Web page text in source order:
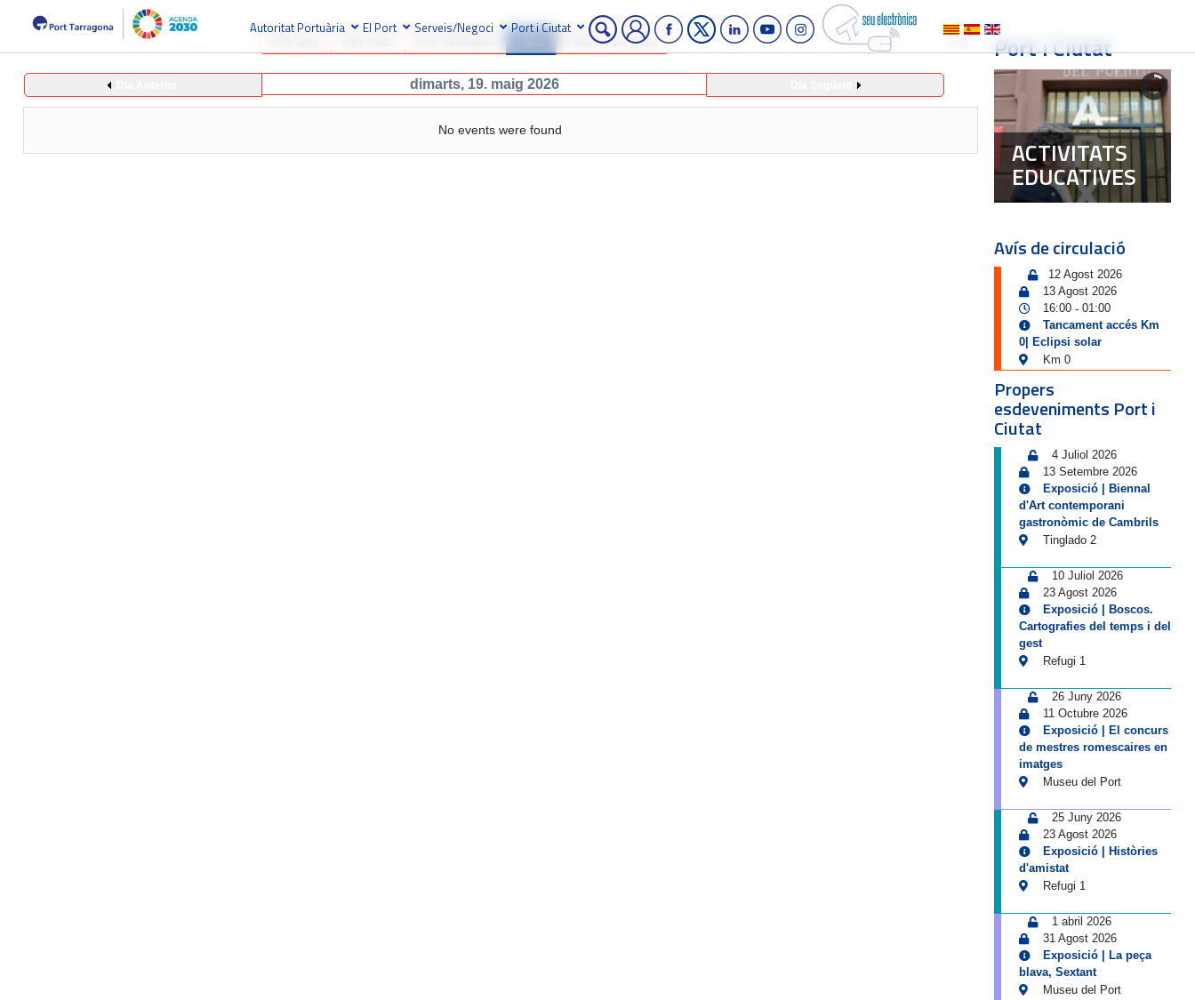
Autoritat Portuària El Port Serveis/Negoci Port i Ciutat
Anar a un mes
dimarts, 19. maig 2026
No events were found
Port i Ciutat
ACTIVITATS
EDUCATIVES
Avís de circulació
12 Agost 2026
13 Agost 2026
16:00- 01:00
Tancament accés Km
0| Eclipsi solar
Km 0
Propers
esdeveniments Port i
Ciutat
4 Juliol 2026
13 Setembre 2026
Exposició | Biennal
d'Art contemporani
gastronòmic de Cambrils
Tinglado 2
10 Juliol 2026
23 Agost 2026
Exposició | Boscos.
Cartografies del temps i del
gest
Refugi 1
26 Juny 2026
11 Octubre 2026
Exposició | El concurs
de mestres romescaires en
imatges
Museu del Port
25 Juny 2026
23 Agost 2026
Exposició | Històries
d'amistat
Refugi 1
1 abril 2026
31 Agost 2026
Exposició | La peça
blava, Sextant
Museu del Port